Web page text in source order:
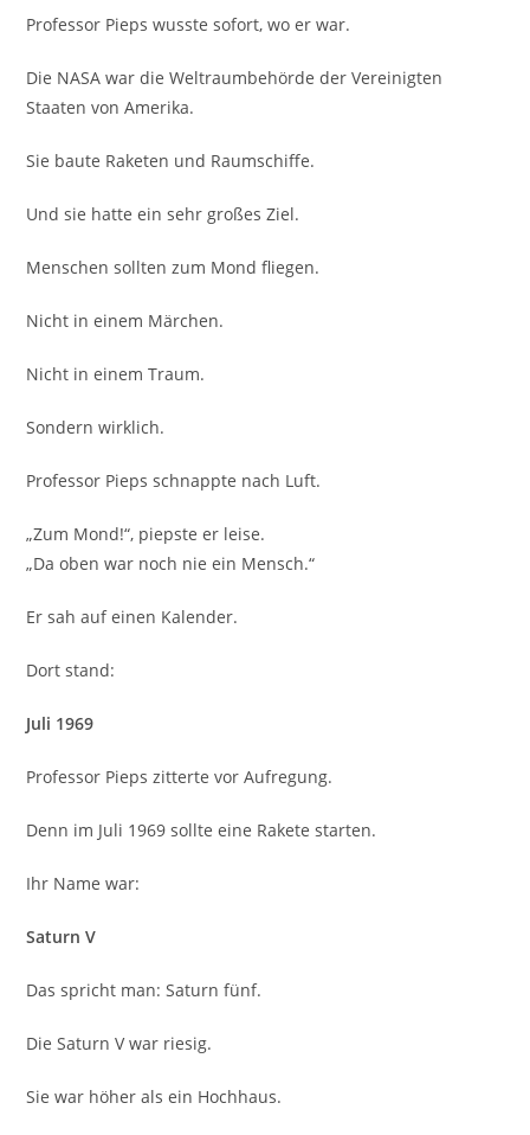
Professor Pieps wusste sofort, wo er war.
Die NASA war die Weltraumbehörde der Vereinigten
Staaten von Amerika.
Sie baute Raketen und Raumschiffe.
Und sie hatte ein sehr großes Ziel.
Menschen sollten zum Mond fliegen.
Nicht in einem Märchen.
Nicht in einem Traum.
Sondern wirklich.
Professor Pieps schnappte nach Luft.
„Zum Mond!“, piepste er leise.
„Da oben war noch nie ein Mensch.“
Er sah auf einen Kalender.
Dort stand:
Juli 1969
Professor Pieps zitterte vor Aufregung.
Denn im Juli 1969 sollte eine Rakete starten.
Ihr Name war:
Saturn V
Das spricht man: Saturn fünf.
Die Saturn V war riesig.
Sie war höher als ein Hochhaus.